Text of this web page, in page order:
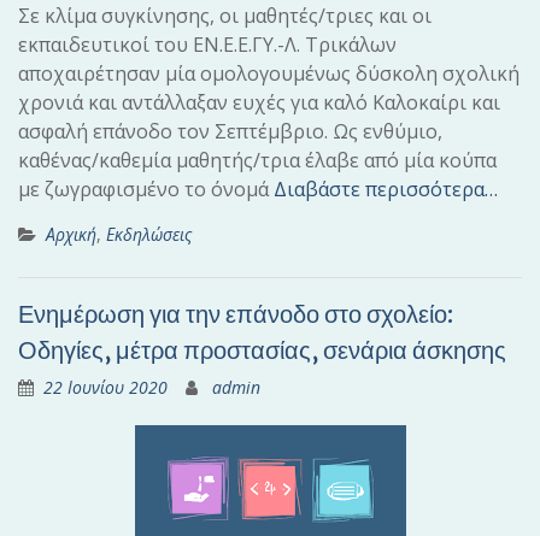
Σε κλίμα συγκίνησης, οι μαθητές/τριες και οι
εκπαιδευτικοί του ΕΝ.Ε.Ε.ΓΥ.-Λ. Τρικάλων
αποχαιρέτησαν μία ομολογουμένως δύσκολη σχολική
χρονιά και αντάλλαξαν ευχές για καλό Καλοκαίρι και
ασφαλή επάνοδο τον Σεπτέμβριο. Ως ενθύμιο,
καθένας/καθεμία μαθητής/τρια έλαβε από μία κούπα
με ζωγραφισμένο το όνομάΔιαβάστε περισσότερα…
Αρχική, Εκδηλώσεις
Ενημέρωση για την επάνοδο στο σχολείο:
Οδηγίες, μέτρα προστασίας, σενάρια άσκησης
22 Ιουνίου 2020 admin